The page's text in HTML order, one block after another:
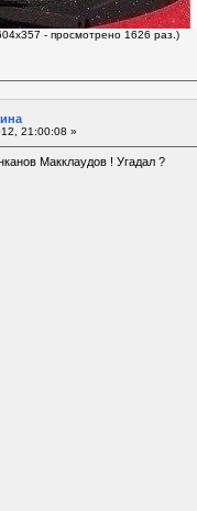
- просмотрено 1626 раз.)
21:00:08 »
Макклаудов ! Угадал ?